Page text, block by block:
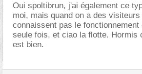
Oui spoltibrun, j'ai également ce
moi, mais quand on a des
connaissent pas le fonctionnement
seule fois, et ciao la flotte. Hormis
est bien.